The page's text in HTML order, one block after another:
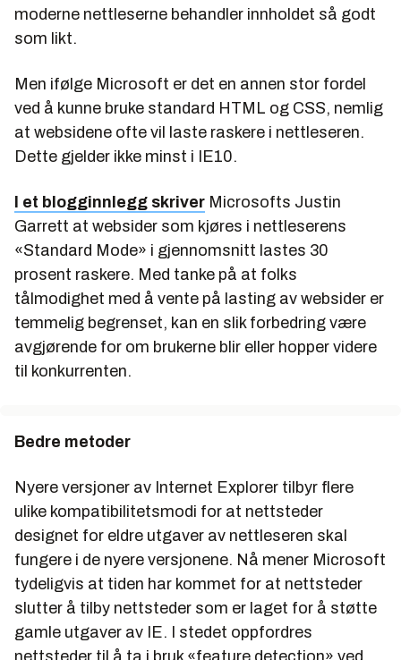
moderne nettleserne behandler innholdet så godt
som likt.
Men ifølge Microsoft er det en annen stor fordel
ved å kunne bruke standard HTML og CSS, nemlig
at websidene ofte vil laste raskere i nettleseren.
Dette gjelder ikke minst i IE10.
I et blogginnlegg skriver Microsofts Justin
Garrett at websider som kjøres i nettleserens
«Standard Mode» i gjennomsnitt lastes 30
prosent raskere. Med tanke på at folks
tålmodighet med å vente på lasting av websider er
temmelig begrenset, kan en slik forbedring være
avgjørende for om brukerne blir eller hopper videre
til konkurrenten.
Bedre metoder
Nyere versjoner av Internet Explorer tilbyr flere
ulike kompatibilitetsmodi for at nettsteder
designet for eldre utgaver av nettleseren skal
fungere i de nyere versjonene. Nå mener Microsoft
tydeligvis at tiden har kommet for at nettsteder
slutter å tilby nettsteder som er laget for å støtte
gamle utgaver av IE. I stedet oppfordres
nettsteder til å ta i bruk «feature detection» ved